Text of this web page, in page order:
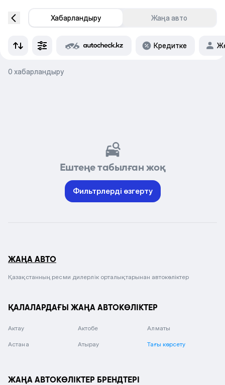
Хабарландыру Жаңа авто
Кредитке
0 хабарландыру
Ештеңе табылған жоқ
Фильтрлерді өзгерту
ЖАҢА АВТО
Қазақстанның ресми дилерлік орталықтарынан автокөліктер
ҚАЛАЛАРДАҒЫ ЖАҢА АВТОКӨЛІКТЕР
Актау Актобе Алматы
Астана Атырау Тағы көрсету
ЖАҢА АВТОКӨЛІКТЕР БРЕНДТЕРІ